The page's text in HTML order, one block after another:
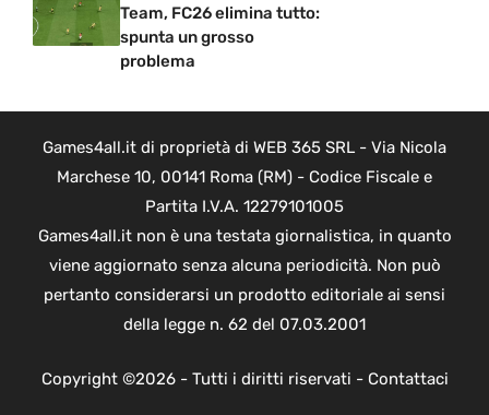
Team, FC26 elimina tutto:
spunta un grosso
problema
Games4all.it di proprietà di WEB 365 SRL - Via Nicola
Marchese 10, 00141 Roma (RM) - Codice Fiscale e
Partita I.V.A. 12279101005
Games4all.it non è una testata giornalistica, in quanto
viene aggiornato senza alcuna periodicità. Non può
pertanto considerarsi un prodotto editoriale ai sensi
della legge n. 62 del 07.03.2001
Copyright ©2026 - Tutti i diritti riservati - Contattaci